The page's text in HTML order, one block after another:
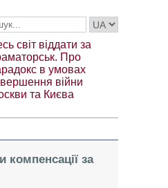
світ віддати за
Про
в умовах
війни
та Києва
компенсації за